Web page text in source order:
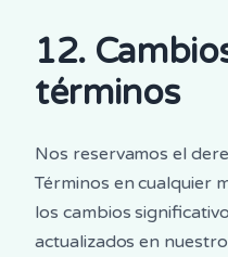
12.
términos
Nos reservamos el
Términos en cualquier
los cambios
actualizados en